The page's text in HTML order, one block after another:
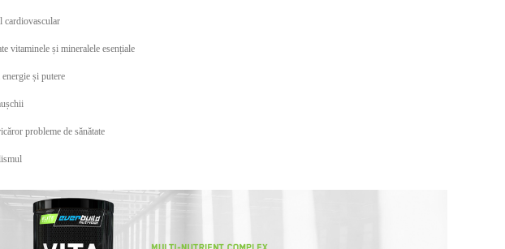
cardiovascular
vitaminele și mineralele esențiale
și putere
probleme de sănătate